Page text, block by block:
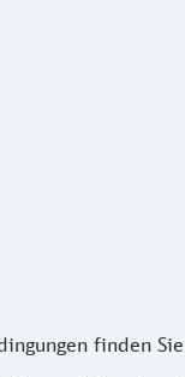
finden